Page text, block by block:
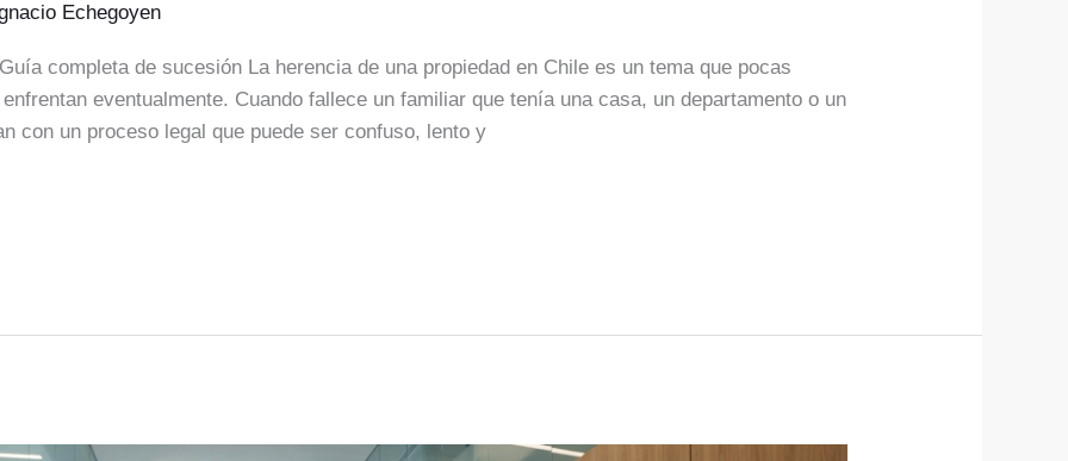
Echegoyen
completa de sucesión La herencia de una propiedad en Chile es un tema que pocas
eventualmente. Cuando fallece un familiar que tenía una casa, un departamento o un
con un proceso legal que puede ser confuso, lento y